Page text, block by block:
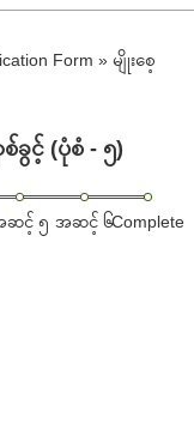
Form » မျိုးစေ့
ခွင့် (ပုံစံ - ၅)
ဆင့် ၅ အဆင့် ၆Complete